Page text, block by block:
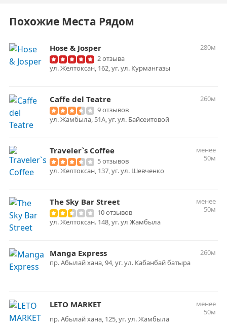
Похожие Места Рядом
Hose & Josper
280м
2 отзыва
ул. Желтоксан, 162, уг. ул. Курмангазы
Caffe del Teatre
260м
9 отзывов
ул. Жамбыла, 51А, уг. ул. Байсеитовой
Traveler`s Coffee
менее
50м
5 отзывов
ул. Желтоксан, 137, уг. ул. Шевченко
The Sky Bar Street
менее
50м
10 отзывов
ул. Желтоксан. 148, уг. ул Жамбыла
Manga Express
260м
пр. Абылай хана, 94, уг. ул. Кабанбай батыра
LETO MARKET
менее
50м
пр. Абылай хана, 125, уг. ул. Жамбыла